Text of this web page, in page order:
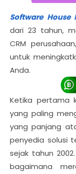
Software House
dari 23 tahun,
CRM
untuk
Anda.
Ketika pertama
yang paling
yang panjang
penyedia solusi
sejak tahun
bagaimana